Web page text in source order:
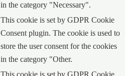
in the category "Necessary".
This cookie is set by GDPR Cookie
Consent plugin. The cookie is used to
store the user consent for the cookies
in the category "Other.